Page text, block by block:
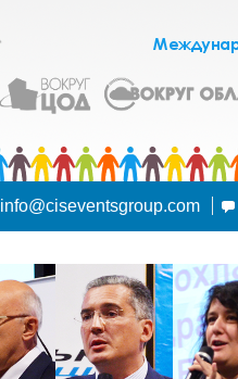
info@ciseventsgroup.com